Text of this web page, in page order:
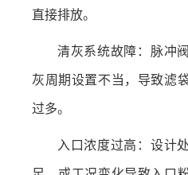
直接排放。
清灰系统故障：脉冲
灰周期设置不当，导致滤
过多。
入口浓度过高：设计